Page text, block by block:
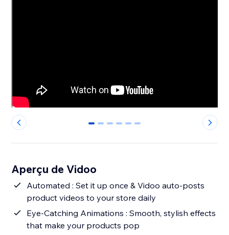
0 1 2 3 4 5
Aperçu de Vidoo
Automated : Set it up once & Vidoo auto-posts
product videos to your store daily
Eye-Catching Animations : Smooth, stylish effects
that make your products pop